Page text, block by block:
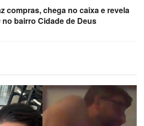
compras, chega no caixa e revela
no bairro Cidade de Deus